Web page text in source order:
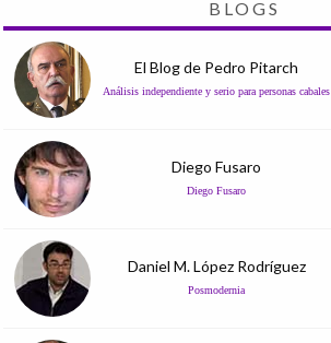
BLOGS
El Blog de Pedro Pitarch
Análisis independiente y serio para personas cabales
Diego Fusaro
Diego Fusaro
Daniel M. López Rodríguez
Posmodernia